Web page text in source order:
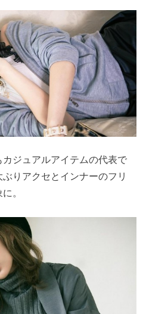
ジュアルアイテムの代表で
りアクセとインナーのフリ
。